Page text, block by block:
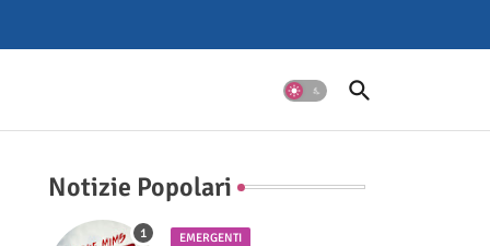
Notizie Popolari
EMERGENTI